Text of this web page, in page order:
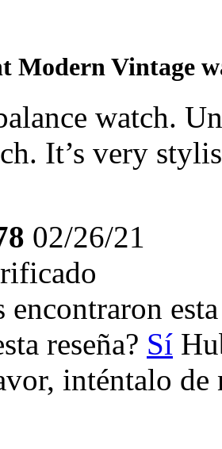
Modern Vintage
watch.
It’s very
02/26/21
encontraron
reseña? Sí
inténtalo de